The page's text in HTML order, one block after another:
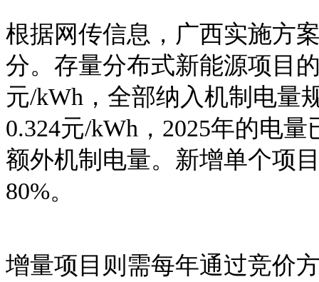
根据网传信息，广西实施方
分。存量分布式新能源项目
元/kWh，全部纳入机制电量
0.324元/kWh，2025年的电
额外机制电量。新增单个项
80%。
增量项目则需每年通过竞价